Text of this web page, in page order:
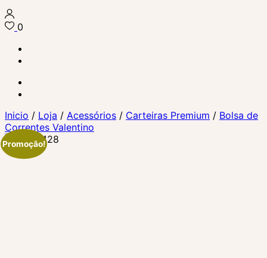
0
Inicio / Loja / Acessórios / Carteiras Premium / Bolsa de
Correntes Valentino
Promoção!